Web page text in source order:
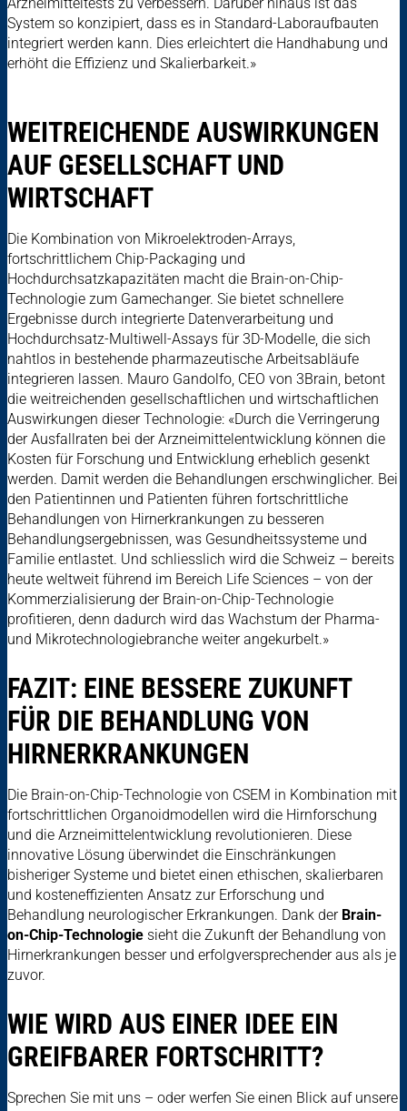
Arzneimitteltests zu verbessern. Darüber hinaus ist das
System so konzipiert, dass es in Standard-Laboraufbauten
integriert werden kann. Dies erleichtert die Handhabung und
erhöht die Effizienz und Skalierbarkeit.»
WEITREICHENDE AUSWIRKUNGEN
AUF GESELLSCHAFT UND
WIRTSCHAFT
Die Kombination von Mikroelektroden-Arrays,
fortschrittlichem Chip-Packaging und
Hochdurchsatzkapazitäten macht die Brain-on-Chip-
Technologie zum Gamechanger. Sie bietet schnellere
Ergebnisse durch integrierte Datenverarbeitung und
Hochdurchsatz-Multiwell-Assays für 3D-Modelle, die sich
nahtlos in bestehende pharmazeutische Arbeitsabläufe
integrieren lassen. Mauro Gandolfo, CEO von 3Brain, betont
die weitreichenden gesellschaftlichen und wirtschaftlichen
Auswirkungen dieser Technologie: «Durch die Verringerung
der Ausfallraten bei der Arzneimittelentwicklung können die
Kosten für Forschung und Entwicklung erheblich gesenkt
werden. Damit werden die Behandlungen erschwinglicher. Bei
den Patientinnen und Patienten führen fortschrittliche
Behandlungen von Hirnerkrankungen zu besseren
Behandlungsergebnissen, was Gesundheitssysteme und
Familie entlastet. Und schliesslich wird die Schweiz – bereits
heute weltweit führend im Bereich Life Sciences – von der
Kommerzialisierung der Brain-on-Chip-Technologie
profitieren, denn dadurch wird das Wachstum der Pharma-
und Mikrotechnologiebranche weiter angekurbelt.»
FAZIT: EINE BESSERE ZUKUNFT
FÜR DIE BEHANDLUNG VON
HIRNERKRANKUNGEN
Die Brain-on-Chip-Technologie von CSEM in Kombination mit
fortschrittlichen Organoidmodellen wird die Hirnforschung
und die Arzneimittelentwicklung revolutionieren. Diese
innovative Lösung überwindet die Einschränkungen
bisheriger Systeme und bietet einen ethischen, skalierbaren
und kosteneffizienten Ansatz zur Erforschung und
Behandlung neurologischer Erkrankungen. Dank der Brain-
on-Chip-Technologie sieht die Zukunft der Behandlung von
Hirnerkrankungen besser und erfolgversprechender aus als je
zuvor.
WIE WIRD AUS EINER IDEE EIN
GREIFBARER FORTSCHRITT?
Sprechen Sie mit uns – oder werfen Sie einen Blick auf unsere